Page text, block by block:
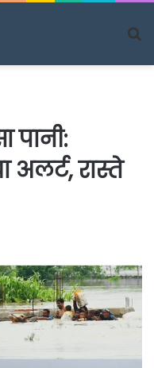
पानी:
अलर्ट, रास्ते